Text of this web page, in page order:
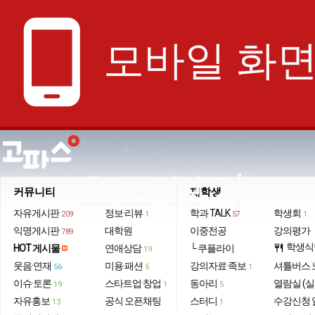
phone_android 모바일 화
으로 보기
커뮤니티
자유게시판 209
익명게시판 789
HOT 게시물
웃음·연재 56
이슈·토론 19
자유홍보 13
정보·리뷰 1
대학원
연애상담 19
미용·패션 5
스타트업·창업 1
공식 오픈채팅
재학생
학과 TALK 57
이중전공
└ 쿠플라이
강의자료·족보 1
동아리 5
스터디 1
학생회 1
강의평가
restaurant 학생
셔틀버스
열람실 (
수강신청